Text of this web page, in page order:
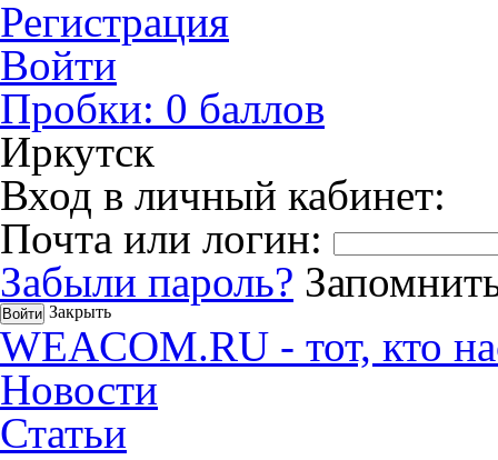
Регистрация
Войти
Пробки: 0 баллов
Иркутск
Вход в личный кабинет:
Почта или логин:
Забыли пароль?
Закрыть
WEACOM.RU - тот, кто
Новости
Статьи